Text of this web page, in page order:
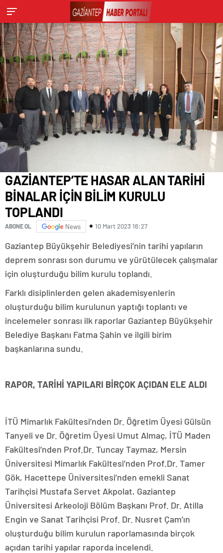
GAZİANTEP’TE HASAR ALAN TARİHİ
BİNALAR İÇİN BİLİM KURULU
TOPLANDI
ABONE OL News 10 Mart 2023 16:27
Gaziantep Büyükşehir Belediyesi’nin tarihi yapıların
deprem sonrası son durumu ve yürütülecek çalışmalar
için oluşturduğu bilim kurulu toplandı.
Farklı disiplinlerden gelen akademisyenlerin
oluşturduğu bilim kurulunun yaptığı toplantı ve
incelemeler sonrası ilk raporlar Gaziantep Büyükşehir
Belediye Başkanı Fatma Şahin ve ilgili birim
başkanlarına sundu.
RAPOR, TARİHİ YAPILARI BİRÇOK AÇIDAN ELE ALDI
İTÜ Mimarlık Fakültesi’nden Dr. Öğretim Üyesi Gülsün
Tanyeli ve Dr. Öğretim Üyesi Umut Almaç, İTÜ Maden
Fakültesi’nden Prof.Dr. Tuncay Taymaz, Mersin
Üniversitesi Mimarlık Fakültesi’nden Prof.Dr. Tamer
Gök, Hacettepe Üniversitesi’nden emekli Sanat
Tarihçisi Mustafa Servet Akpolat, Gaziantep
Üniversitesi Arkeoloji Bölüm Başkanı Prof. Dr. Atilla
Engin ve Sanat Tarihçisi Prof. Dr. Nusret Çam’ın
oluşturduğu bilim kurulun raporlamasında birçok
açıdan tarihi yapılar raporda incelendi.